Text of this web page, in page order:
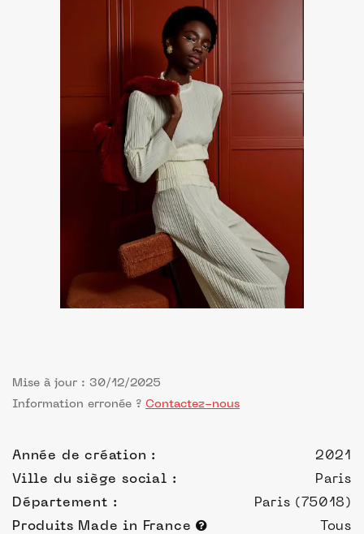
Mise à jour : 30/12/2025
Information erronée ? Contactez-nous
Année de création :
2021
Ville du siège social :
Paris
Département :
Paris (75018)
Produits Made in France
Tous